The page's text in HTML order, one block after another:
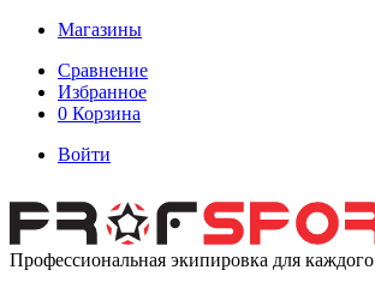
Магазины
Сравнение
Избранное
0 Корзина
Войти
Профессиональная экипировка для каждого